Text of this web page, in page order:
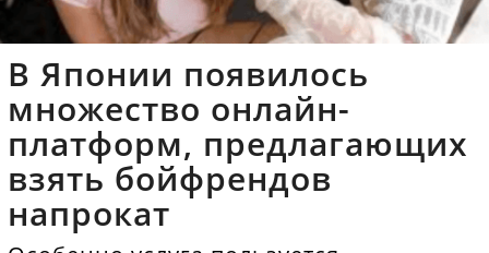
В Японии появилось
множество онлайн-
платформ, предлагающих
взять бойфрендов
напрокат